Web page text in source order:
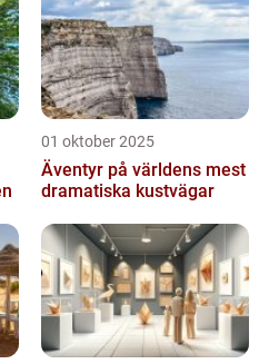
01 oktober 2025
Äventyr på världens mest
dramatiska kustvägar